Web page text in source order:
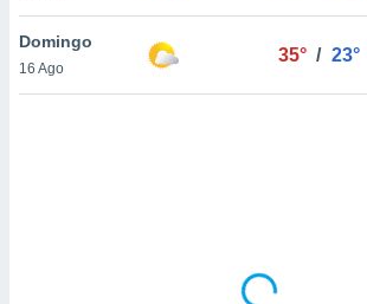
para
ni para
Domingo
16 Ago
35° / 23°